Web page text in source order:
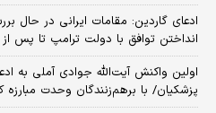
ادعای گاردین: مقامات ایرانی در حال
انداختن توافق با دولت ترامپ تا پس از
اولین واکنش آیت‌الله جوادی آملی به
پزشکیان/ با برهم‌زنندگان وحدت